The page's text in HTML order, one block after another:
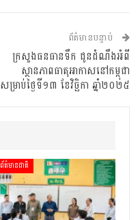
ព័ត៌មានបន្ទាប់
ក្រសួងធនធានទឹក ជូនដំណឹងអំពី
ស្ថានភាពធាតុអាកាសនៅកម្ពុជា
សម្រាប់ថ្ងៃទី១៣ ខែវិច្ឆិកា ឆ្នាំ២០២៥
ព័ត៌មានជាតិ